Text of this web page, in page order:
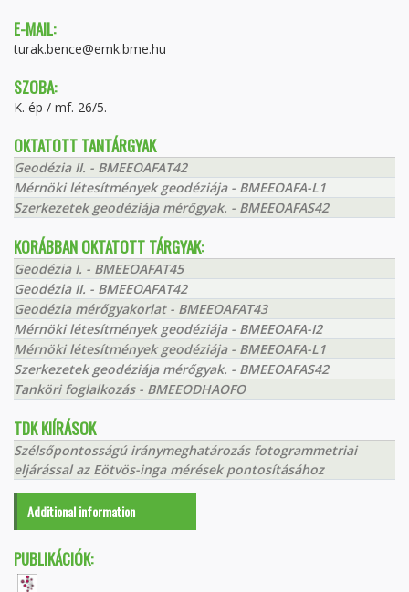
E-MAIL:
turak.bence@emk.bme.hu
SZOBA:
K. ép / mf. 26/5.
OKTATOTT TANTÁRGYAK
Geodézia II. - BMEEOAFAT42
Mérnöki létesítmények geodéziája - BMEEOAFA-L1
Szerkezetek geodéziája mérőgyak. - BMEEOAFAS42
KORÁBBAN OKTATOTT TÁRGYAK:
Geodézia I. - BMEEOAFAT45
Geodézia II. - BMEEOAFAT42
Geodézia mérőgyakorlat - BMEEOAFAT43
Mérnöki létesítmények geodéziája - BMEEOAFA-I2
Mérnöki létesítmények geodéziája - BMEEOAFA-L1
Szerkezetek geodéziája mérőgyak. - BMEEOAFAS42
Tanköri foglalkozás - BMEEODHAOFO
TDK KIÍRÁSOK
Szélsőpontosságú iránymeghatározás fotogrammetriai
eljárással az Eötvös-inga mérések pontosításához
Additional information
PUBLIKÁCIÓK: